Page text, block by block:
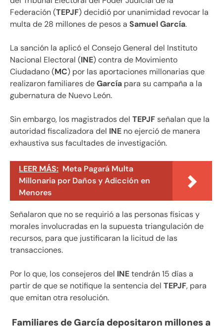
Federación (TEPJF) decidió por unanimidad revocar la
multa de 28 millones de pesos a Samuel García.
La sanción la aplicó el Consejo General del Instituto
Nacional Electoral (INE) contra de Movimiento
Ciudadano (MC) por las aportaciones millonarias que
realizaron familiares deGarcía para su campaña a la
gubernatura de Nuevo León.
Sin embargo, los magistrados del TEPJFseñalan que la
autoridad fiscalizadora del INE no ejerció de manera
exhaustiva sus facultades de investigación.
LEER MÁS: Meta Pagará Multa
Millonaria por Daños y Adicción en
Menores
Señalaron que no se requirió a las personas físicas y
morales involucradas en la supuesta triangulación de
recursos, para que justificaran la licitud de las
transacciones.
Por lo que, los consejeros del INEtendrán 15 días a
partir de que se notifique la sentencia del TEPJF, para
que emitan otra resolución.
Familiares de García depositaron millones a